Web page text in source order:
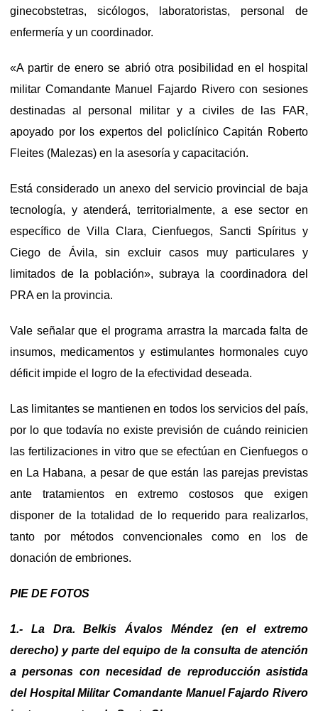
ginecobstetras, sicólogos, laboratoristas, personal de
enfermería y un coordinador.
«A partir de enero se abrió otra posibilidad en el hospital
militar Comandante Manuel Fajardo Rivero con sesiones
destinadas al personal militar y a civiles de las FAR,
apoyado por los expertos del policlínico Capitán Roberto
Fleites (Malezas) en la asesoría y capacitación.
Está considerado un anexo del servicio provincial de baja
tecnología, y atenderá, territorialmente, a ese sector en
específico de Villa Clara, Cienfuegos, Sancti Spíritus y
Ciego de Ávila, sin excluir casos muy particulares y
limitados de la población», subraya la coordinadora del
PRA en la provincia.
Vale señalar que el programa arrastra la marcada falta de
insumos, medicamentos y estimulantes hormonales cuyo
déficit impide el logro de la efectividad deseada.
Las limitantes se mantienen en todos los servicios del país,
por lo que todavía no existe previsión de cuándo reinicien
las fertilizaciones in vitro que se efectúan en Cienfuegos o
en La Habana, a pesar de que están las parejas previstas
ante tratamientos en extremo costosos que exigen
disponer de la totalidad de lo requerido para realizarlos,
tanto por métodos convencionales como en los de
donación de embriones.
PIE DE FOTOS
1.- La Dra. Belkis Ávalos Méndez (en el extremo
derecho) y parte del equipo de la consulta de atención
a personas con necesidad de reproducción asistida
del Hospital Militar Comandante Manuel Fajardo Rivero